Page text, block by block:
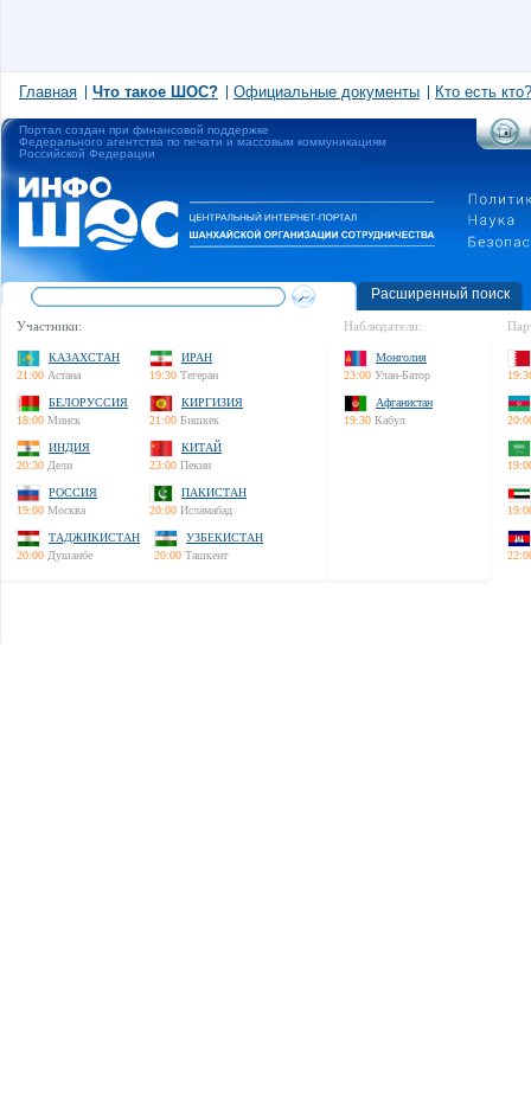
Главная Что такое ШОС? Официальные документы Кто есть кто?
Портал создан при финансовой поддержке
Федерального агентства по печати и массовым коммуникациям
Российской Федерации
Расширенный поиск
Участники:
КАЗАХСТАН
21:00 Астана
ИРАН
19:30 Тегеран
БЕЛОРУССИЯ
18:00 Минск
КИРГИЗИЯ
21:00 Бишкек
ИНДИЯ
20:30 Дели
КИТАЙ
23:00 Пекин
РОССИЯ
19:00 Москва
ПАКИСТАН
20:00 Исламабад
ТАДЖИКИСТАН
20:00 Душанбе
УЗБЕКИСТАН
20:00 Ташкент
Наблюдатели:
Монголия
23:00 Улан-Батор
Афганистан
19:30 Кабул